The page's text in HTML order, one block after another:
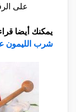
على
يمكنك أيضا
شرب الليمون